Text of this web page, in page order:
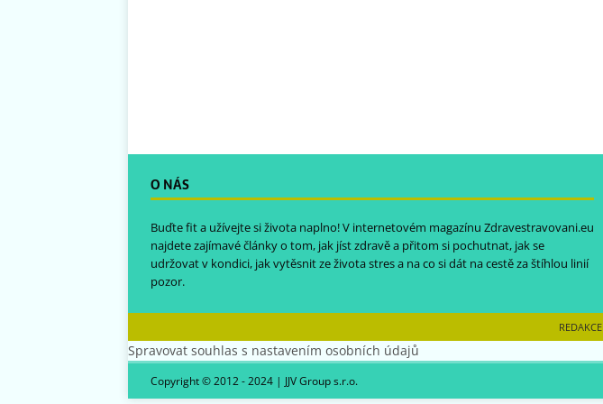
O NÁS
Buďte fit a užívejte si života naplno! V internetovém magazínu Zdravestravovani.eu
najdete zajímavé články o tom, jak jíst zdravě a přitom si pochutnat, jak se
udržovat v kondici, jak vytěsnit ze života stres a na co si dát na cestě za štíhlou linií
pozor.
REDAKCE
Spravovat souhlas s nastavením osobních údajů
Copyright © 2012 - 2024 | JJV Group s.r.o.